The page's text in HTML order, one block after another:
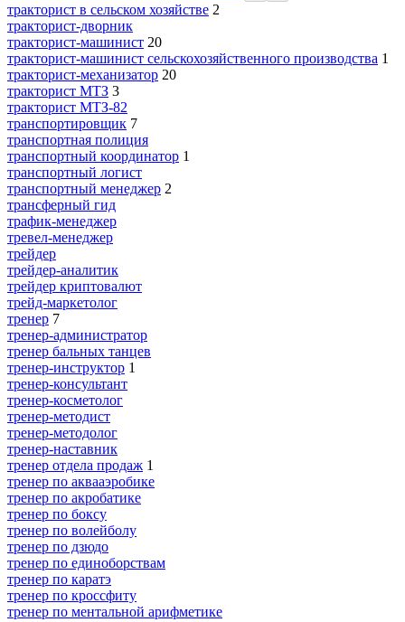
тракторист в сельском хозяйстве 2
тракторист-дворник
тракторист-машинист 20
тракторист-машинист сельскохозяйственного производства 1
тракторист-механизатор 20
тракторист МТЗ 3
тракторист МТЗ-82
транспортировщик 7
транспортная полиция
транспортный координатор 1
транспортный логист
транспортный менеджер 2
трансферный гид
трафик-менеджер
тревел-менеджер
трейдер
трейдер-аналитик
трейдер криптовалют
трейд-маркетолог
тренер 7
тренер-администратор
тренер бальных танцев
тренер-инструктор 1
тренер-консультант
тренер-косметолог
тренер-методист
тренер-методолог
тренер-наставник
тренер отдела продаж 1
тренер по аквааэробике
тренер по акробатике
тренер по боксу
тренер по волейболу
тренер по дзюдо
тренер по единоборствам
тренер по каратэ
тренер по кроссфиту
тренер по ментальной арифметике